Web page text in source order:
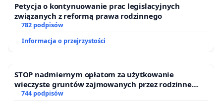
Petycja o kontynuowanie prac legislacyjnych
związanych z reformą prawa rodzinnego
782 podpisów
Informacja o przejrzystości
STOP nadmiernym opłatom za użytkowanie
wieczyste gruntów zajmowanych przez rodzinne
ogrody działkowe.
744 podpisów